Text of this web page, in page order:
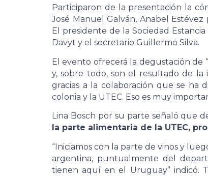
Participaron de la presentación la
José Manuel Galván, Anabel
El presidente de la Sociedad
Davyt y el secretario Guillermo Silva.
El evento ofrecerá la degustación
y, sobre todo, son el resultado de la
gracias a la colaboración que se ha
colonia y la UTEC. Eso es muy
Lina Bosch por su parte señaló que
la parte alimentaria de la UTEC,
“Iniciamos con la parte de vinos y
argentina, puntualmente del
tienen aquí en el Uruguay” indicó.